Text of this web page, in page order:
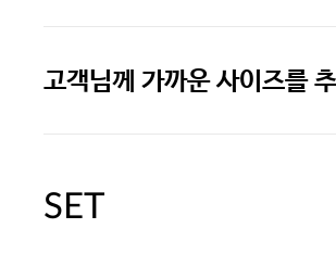
[썸머블프] 1만원 할인
고객님께 가까운 사이즈를
SET